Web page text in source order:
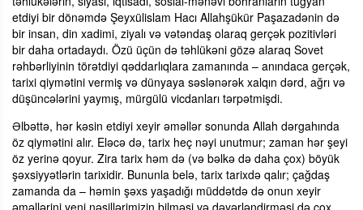
etdiyi bir dönəmdə Şeyxülislam Hacı Allahşükür Paşazadənin də
bir insan, din xadimi, ziyalı və vətəndaş olaraq gerçək pozitivləri
bir daha ortadaydı. Özü üçün də təhlükəni gözə alaraq Sovet
rəhbərliyinin törətdiyi qəddarlıqlara zamanında – anındaca gerçək,
tarixi qiymətini vermiş və dünyaya səslənərək xalqın dərd, ağrı və
düşüncələrini yaymış, mürgülü vicdanları tərpətmişdi.
Əlbəttə, hər kəsin etdiyi xeyir əməllər sonunda Allah dərgahında
öz qiymətini alır. Eləcə də, tarix heç nəyi unutmur; zaman hər şeyi
öz yerinə qoyur. Zira tarix həm də (və bəlkə də daha çox) böyük
şəxsiyyətlərin tarixidir. Bununla belə, tarix tarixdə qalır; çağdaş
zamanda da – həmin şəxs yaşadığı müddətdə də onun xeyir
əməllərini yeni nəsillərimizin bilməsi və dəyərləndirməsi də çox